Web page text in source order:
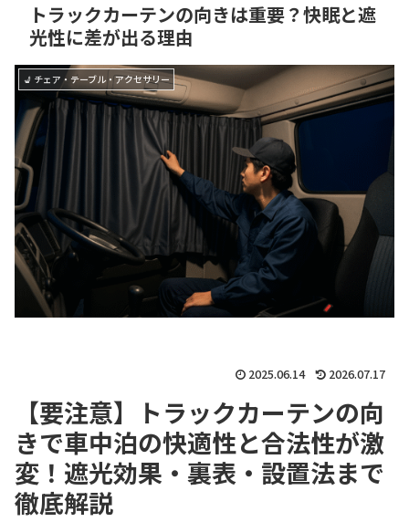
トラックカーテンの向きは重要？快眠と遮
光性に差が出る理由
💺 チェア・テーブル・アクセサリー
2025.06.14 2026.07.17
【要注意】トラックカーテンの向
きで車中泊の快適性と合法性が激
変！遮光効果・裏表・設置法まで
徹底解説